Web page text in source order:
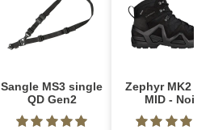
Sangle MS3 single
QD Gen2
Zephyr MK2
MID - Noir